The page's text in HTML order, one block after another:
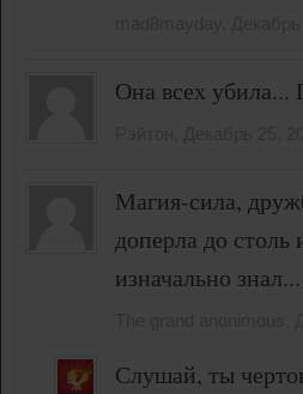
Она всех убила...
Магия-сила,
доперла до столь
изначально знал...
Слушай, ты